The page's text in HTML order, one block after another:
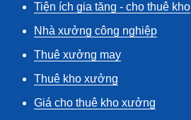
Tiện ích gia tăng - cho thuê kho
Nhà xưởng công nghiệp
Thuê xưởng may
Thuê kho xưởng
Giá cho thuê kho xưởng